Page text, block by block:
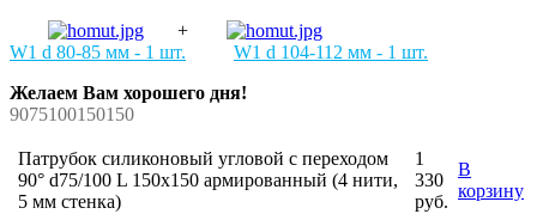
+
W1 d 80-85 мм - 1 шт.
W1 d 104-112 мм - 1 шт.
Желаем Вам хорошего дня!
9075100150150
Патрубок силиконовый угловой с переходом
90° d75/100 L 150x150 армированный (4 нити,
5 мм стенка)
1
330
руб.
В
корзину